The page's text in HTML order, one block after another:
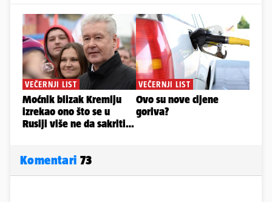
Komentari 73